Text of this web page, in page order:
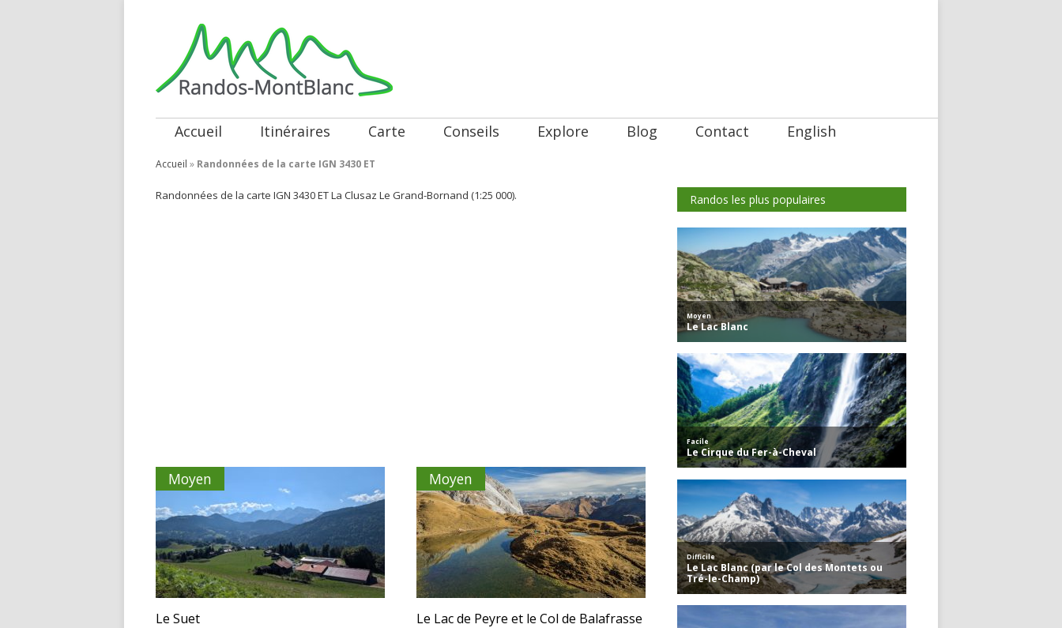
Accueil Itinéraires Carte Conseils Explore Blog Contact English
Accueil » Randonnées de la carte IGN 3430 ET
Randonnées de la carte IGN 3430 ET La Clusaz Le Grand-Bornand (1:25 000).
Moyen
Le Suet
Moyen
Le Lac de Peyre et le Col de Balafrasse
Randos les plus populaires